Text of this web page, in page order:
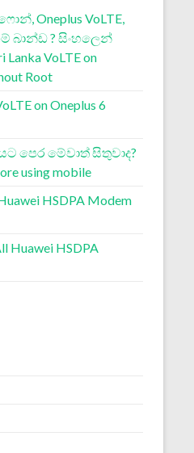
Oneplus VoLTE,
බාන්ඩ ? සිංහලෙන්
Lanka VoLTE on
Root
on Oneplus 6
පෙර මේවාත් සිතුවාද?
using mobile
HSDPA Modem
Huawei HSDPA